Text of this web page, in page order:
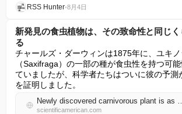
RSS Hunter•8月4日
新発見の食虫植物は、その致命性と同じ
る
チャールズ・ダーウィンは1875年に、ユキ
（Saxifraga）の一部の種が食虫性を持つ可
ていましたが、科学者たちはついに彼の予測
を証明しました。
Newly discovered
scientificamerican.com